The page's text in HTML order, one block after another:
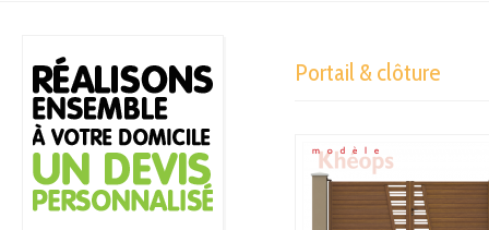
Portail & clôture